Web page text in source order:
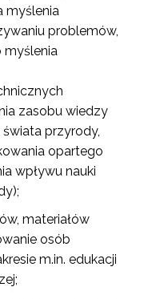
myślenia
problemów,
myślenia
zasobu wiedzy
przyrody,
opartego
wpływu nauki
materiałów
osób
m.in. edukacji